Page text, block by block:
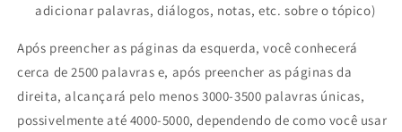
adicionar palavras, diálogos, notas, etc. sobre o tópico)
Após preencher as páginas da esquerda, você conhecerá
cerca de 2500 palavras e, após preencher as páginas da
direita, alcançará pelo menos 3000-3500 palavras únicas,
possivelmente até 4000-5000, dependendo de como você usar